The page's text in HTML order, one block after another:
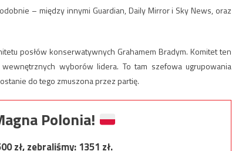
– między innymi Guardian, Daily Mirror i Sky News, oraz
posłów konserwatywnych Grahamem Bradym. Komitet ten
wyborów lidera. To tam szefowa ugrupowania
do tego zmuszona przez partię.
Polonia!
zł, zebraliśmy:1351 zł.